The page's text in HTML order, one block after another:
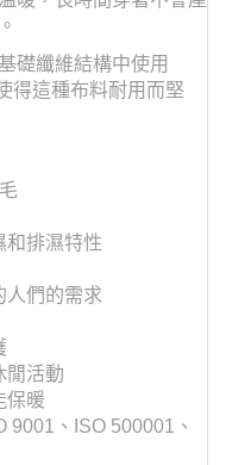
礎纖維結構中使用
得這種布料耐用而堅
和排濕特性
人們的需求
閒活動
保暖
、ISO 500001、